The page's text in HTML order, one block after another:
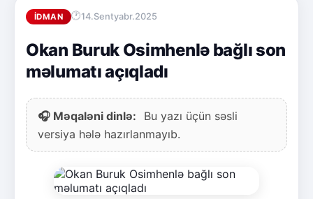
İDMAN 14.Sentyabr.2025
Okan Buruk Osimhenlə bağlı son
məlumatı açıqladı
🎧 Məqaləni dinlə:
Bu yazı üçün səsli
versiya hələ hazırlanmayıb.